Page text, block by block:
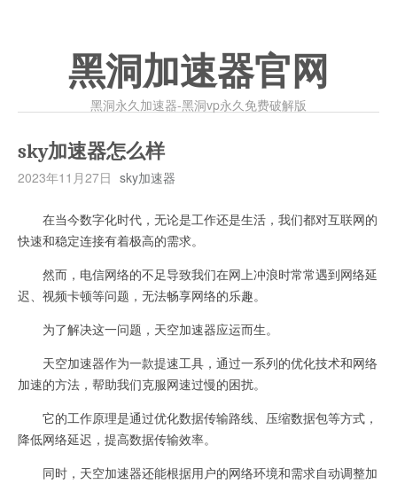
黑洞加速器官网
黑洞永久加速器-黑洞vp永久免费破解版
sky加速器怎么样
2023年11月27日 sky加速器
在当今数字化时代，无论是工作还是生活，我们都对互联网的
快速和稳定连接有着极高的需求。
然而，电信网络的不足导致我们在网上冲浪时常常遇到网络延
迟、视频卡顿等问题，无法畅享网络的乐趣。
为了解决这一问题，天空加速器应运而生。
天空加速器作为一款提速工具，通过一系列的优化技术和网络
加速的方法，帮助我们克服网速过慢的困扰。
它的工作原理是通过优化数据传输路线、压缩数据包等方式，
降低网络延迟，提高数据传输效率。
同时，天空加速器还能根据用户的网络环境和需求自动调整加